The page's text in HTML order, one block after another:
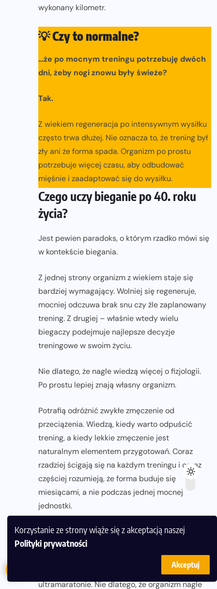
Korzystanie ze strony wiąże się z akceptacją naszej
Polityki prywatności
Akceptuj
wykonany kilometr.
💡Czy to normalne?
…że po mocnym treningu potrzebuję dwóch
dni, żeby nogi znowu były świeże?
Tak.
Z wiekiem regeneracja po intensywnym wysiłku
często trwa dłużej. Nie oznacza to, że trening był
zły ani że forma spada. Organizm po prostu
potrzebuje więcej czasu, aby odbudować
mięśnie i zaadaptować się do wysiłku.
Czego uczy bieganie po 40. roku
życia?
Jest pewien paradoks, o którym rzadko mówi się
w kontekście biegania.
Z jednej strony organizm z wiekiem staje się
bardziej wymagający. Wolniej się regeneruje,
mocniej odczuwa brak snu czy źle zaplanowany
trening. Z drugiej – właśnie wtedy wielu
biegaczy podejmuje najlepsze decyzje
treningowe w swoim życiu.
Nie dlatego, że nagle wiedzą więcej o fizjologii.
Po prostu lepiej znają własny organizm.
Potrafią odróżnić zwykłe zmęczenie od
przeciążenia. Wiedzą, kiedy warto odpuścić
trening, a kiedy lekkie zmęczenie jest
naturalnym elementem przygotowań. Coraz
rzadziej ścigają się na każdym treningu i coraz
częściej rozumieją, że forma buduje się
miesiącami, a nie podczas jednej mocnej
jednostki.
To doświadczenie staje się ogromnym atutem.
Wielu biegaczy właśnie po czterdziestce osiąga
ultramaratonie. Nie dlatego, że organizm nagle